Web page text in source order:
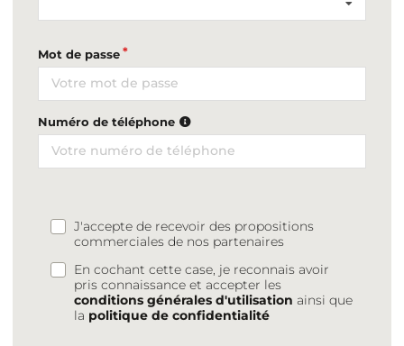
Mot de passe
Numéro de téléphone
J'accepte de recevoir des propositions
commerciales de nos partenaires
En cochant cette case, je reconnais avoir
pris connaissance et accepter les
conditions générales d'utilisation ainsi que
la politique de confidentialité